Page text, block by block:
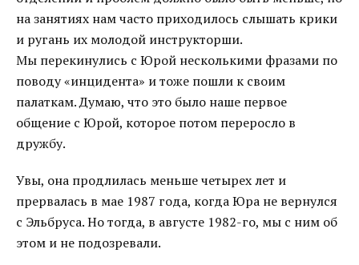
на занятиях нам часто приходилось слышать крики
и ругань их молодой инструкторши.
Мы перекинулись с Юрой несколькими фразами по
поводу «инцидента» и тоже пошли к своим
палаткам. Думаю, что это было наше первое
общение с Юрой, которое потом переросло в
дружбу.
Увы, она продлилась меньше четырех лет и
прервалась в мае 1987 года, когда Юра не вернулся
с Эльбруса. Но тогда, в августе 1982-го, мы с ним об
этом и не подозревали.